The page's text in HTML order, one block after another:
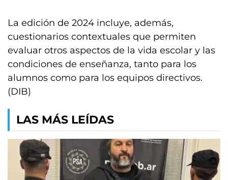
La edición de 2024 incluye, además,
cuestionarios contextuales que permiten
evaluar otros aspectos de la vida escolar y las
condiciones de enseñanza, tanto para los
alumnos como para los equipos directivos.
(DIB)
LAS MÁS LEÍDAS